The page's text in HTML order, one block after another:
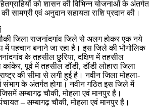
को शासन की विभिन्न योजनाओं के अंतर्गत
सामग्री एवं अनुदान सहायता राशि प्रदान की।
जिला राजनांदगांव जिले से अलग होकर एक नये
पहचान बनाने जा रहा है। इस जिले की भौगोलिक
के तहसील छुरिया, दक्षिण में तहसील
पूर्व में तहसील डौंडी, डौंडी लोहारा जिला
की सीमा से लगी हुई है। नवीन जिला मोहला-
संभाग के अंतर्गत होगा। नवीन गठित इस जिले में
अम्बागढ़ चौकी, मोहला एवं मानपुर है।
– अम्बागढ़ चौकी, मोहला एवं मानपुर है।